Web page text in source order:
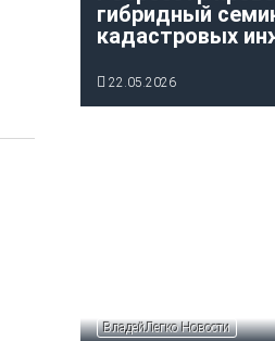
гибридный
кадастровых
22.05.2026
ВладейЛегко Новости